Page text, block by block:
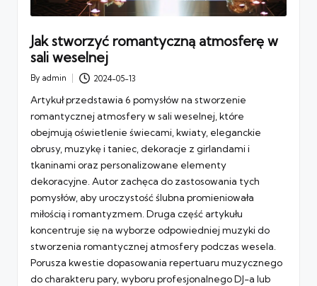
Jak stworzyć romantyczną atmosferę w
sali weselnej
Posted
By admin 2024-05-13
Artykuł przedstawia 6 pomysłów na stworzenie
romantycznej atmosfery w sali weselnej, które
obejmują oświetlenie świecami, kwiaty, eleganckie
obrusy, muzykę i taniec, dekoracje z girlandami i
tkaninami oraz personalizowane elementy
dekoracyjne. Autor zachęca do zastosowania tych
pomysłów, aby uroczystość ślubna promieniowała
miłością i romantyzmem. Druga część artykułu
koncentruje się na wyborze odpowiedniej muzyki do
stworzenia romantycznej atmosfery podczas wesela.
Porusza kwestie dopasowania repertuaru muzycznego
do charakteru pary, wyboru profesjonalnego DJ-a lub